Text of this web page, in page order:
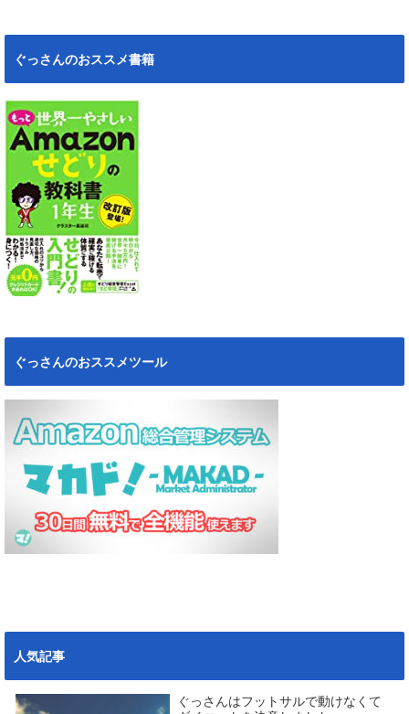
ぐっさんのおススメ書籍
ぐっさんのおススメツール
人気記事
ぐっさんはフットサルで動けなくて